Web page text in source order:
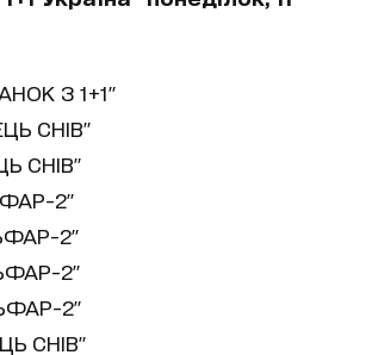
З 1+1"
СНІВ"
СНІВ"
2"
2"
2"
2"
СНІВ"